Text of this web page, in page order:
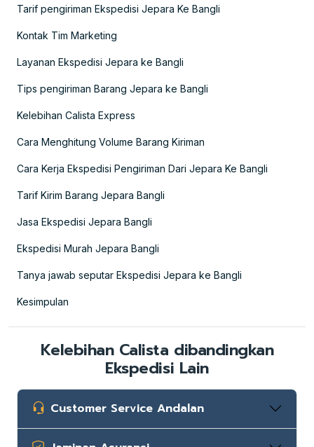
Tarif pengiriman Ekspedisi Jepara Ke Bangli
Kontak Tim Marketing
Layanan Ekspedisi Jepara ke Bangli
Tips pengiriman Barang Jepara ke Bangli
Kelebihan Calista Express
Cara Menghitung Volume Barang Kiriman
Cara Kerja Ekspedisi Pengiriman Dari Jepara Ke Bangli
Tarif Kirim Barang Jepara Bangli
Jasa Ekspedisi Jepara Bangli
Ekspedisi Murah Jepara Bangli
Tanya jawab seputar Ekspedisi Jepara ke Bangli
Kesimpulan
Kelebihan Calista dibandingkan
Ekspedisi Lain
Customer Service Andalan